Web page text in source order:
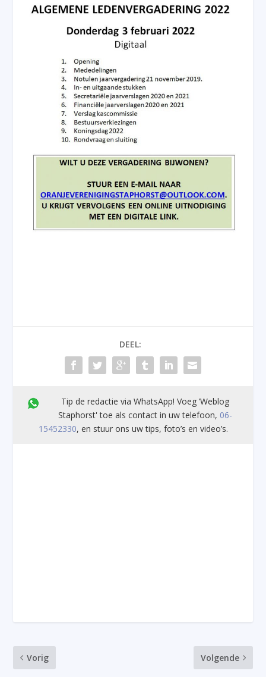
DEEL:
Tip de redactie via WhatsApp! Voeg ’Weblog
Staphorst' toe als contact in uw telefoon, 06-
15452330, en stuur ons uw tips, foto’s en video’s.
Vorig Volgende